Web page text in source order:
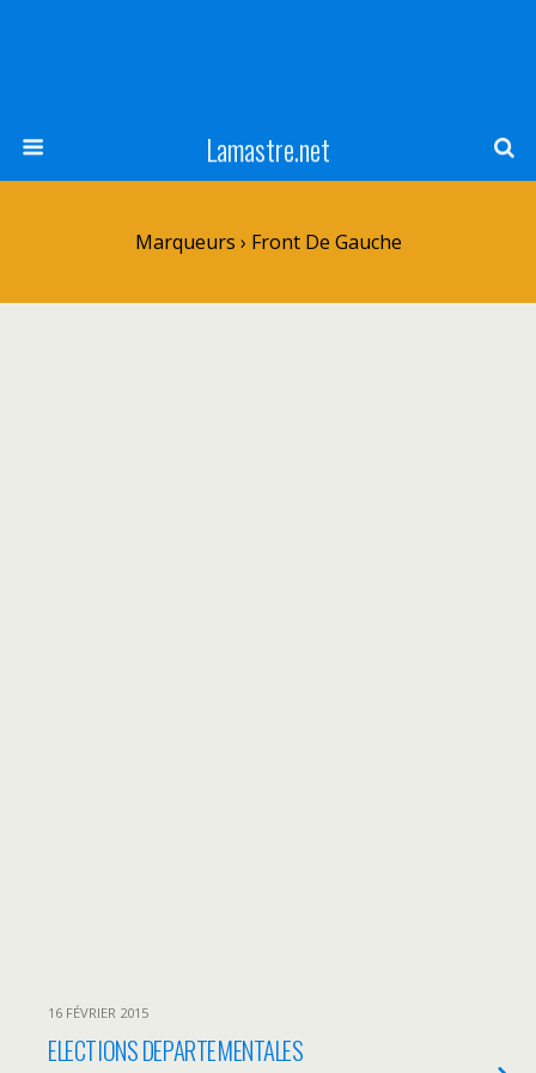
Lamastre.net
Marqueurs › Front De Gauche
16 FÉVRIER 2015
ELECTIONS DEPARTEMENTALES